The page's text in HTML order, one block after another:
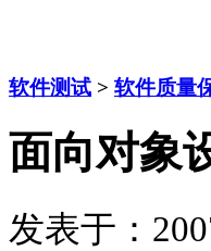
软件测试 > 软件质量
面向对象
发表于：